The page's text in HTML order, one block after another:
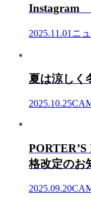
Instagram
2025.11.01 ニ
夏は涼し
2025.10.25
格改定のお
2025.09.20